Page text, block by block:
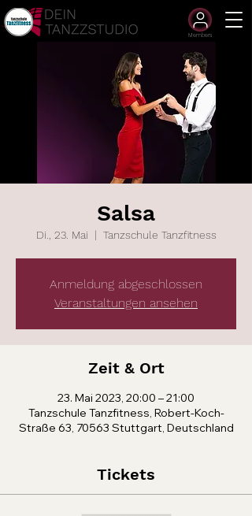
Members
Salsa
Di., 23. Mai
  |
Tanzschule Tanzfitness
Anmeldung abgeschlossen
Veranstaltungen ansehen
Zeit & Ort
23. Mai 2023, 20:00 – 21:00
Tanzschule Tanzfitness, Robert-Koch-
Straße 63, 70563 Stuttgart, Deutschland
Tickets